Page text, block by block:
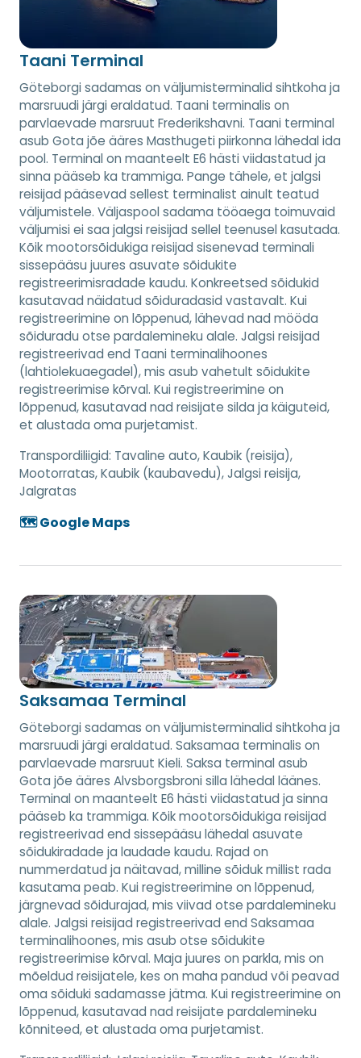
Taani Terminal
Göteborgi sadamas on väljumisterminalid sihtkoha ja
marsruudi järgi eraldatud. Taani terminalis on
parvlaevade marsruut Frederikshavni. Taani terminal
asub Gota jõe ääres Masthugeti piirkonna lähedal ida
pool. Terminal on maanteelt E6 hästi viidastatud ja
sinna pääseb ka trammiga. Pange tähele, et jalgsi
reisijad pääsevad sellest terminalist ainult teatud
väljumistele. Väljaspool sadama tööaega toimuvaid
väljumisi ei saa jalgsi reisijad sellel teenusel kasutada.
Kõik mootorsõidukiga reisijad sisenevad terminali
sissepääsu juures asuvate sõidukite
registreerimisradade kaudu. Konkreetsed sõidukid
kasutavad näidatud sõiduradasid vastavalt. Kui
registreerimine on lõppenud, lähevad nad mööda
sõiduradu otse pardalemineku alale. Jalgsi reisijad
registreerivad end Taani terminalihoones
(lahtiolekuaegadel), mis asub vahetult sõidukite
registreerimise kõrval. Kui registreerimine on
lõppenud, kasutavad nad reisijate silda ja käiguteid,
et alustada oma purjetamist.
Transpordiliigid: Tavaline auto, Kaubik (reisija),
Mootorratas, Kaubik (kaubavedu), Jalgsi reisija,
Jalgratas
🗺️ Google Maps
Saksamaa Terminal
Göteborgi sadamas on väljumisterminalid sihtkoha ja
marsruudi järgi eraldatud. Saksamaa terminalis on
parvlaevade marsruut Kieli. Saksa terminal asub
Gota jõe ääres Alvsborgsbroni silla lähedal läänes.
Terminal on maanteelt E6 hästi viidastatud ja sinna
pääseb ka trammiga. Kõik mootorsõidukiga reisijad
registreerivad end sissepääsu lähedal asuvate
sõidukiradade ja laudade kaudu. Rajad on
nummerdatud ja näitavad, milline sõiduk millist rada
kasutama peab. Kui registreerimine on lõppenud,
järgnevad sõidurajad, mis viivad otse pardalemineku
alale. Jalgsi reisijad registreerivad end Saksamaa
terminalihoones, mis asub otse sõidukite
registreerimise kõrval. Maja juures on parkla, mis on
mõeldud reisijatele, kes on maha pandud või peavad
oma sõiduki sadamasse jätma. Kui registreerimine on
lõppenud, kasutavad nad reisijate pardalemineku
kõnniteed, et alustada oma purjetamist.